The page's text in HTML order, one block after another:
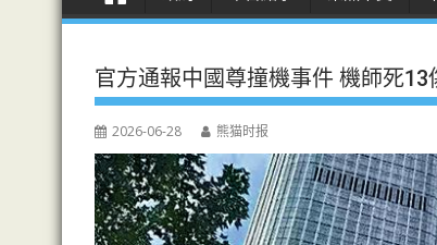
e
官方通報中國尊撞機事件 機師死
2026-06-28 熊猫时报